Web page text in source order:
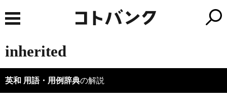
inherited
英和 用語・用例辞典の解説